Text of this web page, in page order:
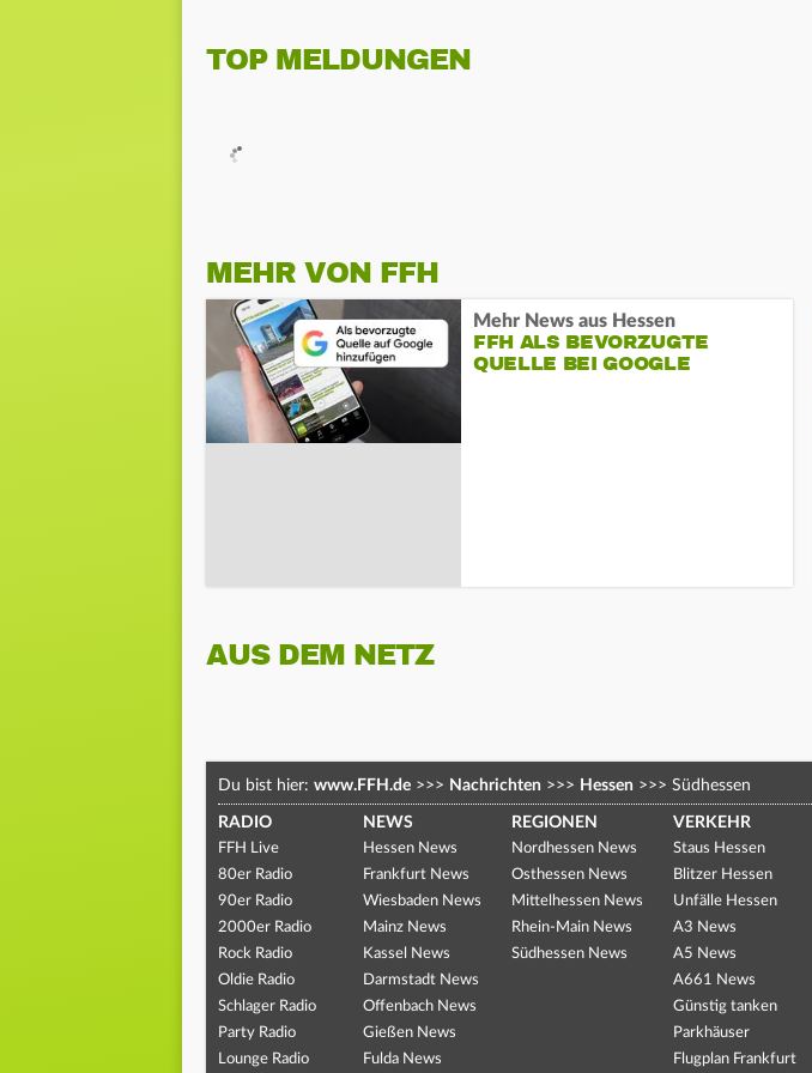
TOP MELDUNGEN
MEHR VON FFH
Mehr News aus Hessen
FFH ALS BEVORZUGTE
QUELLE BEI GOOGLE
AUS DEM NETZ
Du bist hier: www.FFH.de >>> Nachrichten >>> Hessen >>> Südhessen
RADIO
FFH Live
80er Radio
90er Radio
2000er Radio
Rock Radio
Oldie Radio
Schlager Radio
Party Radio
Lounge Radio
NEWS
Hessen News
Frankfurt News
Wiesbaden News
Mainz News
Kassel News
Darmstadt News
Offenbach News
Gießen News
Fulda News
REGIONEN
Nordhessen News
Osthessen News
Mittelhessen News
Rhein-Main News
Südhessen News
VERKEHR
Staus Hessen
Blitzer Hessen
Unfälle Hessen
A3 News
A5 News
A661 News
Günstig tanken
Parkhäuser
Flugplan Frankfurt